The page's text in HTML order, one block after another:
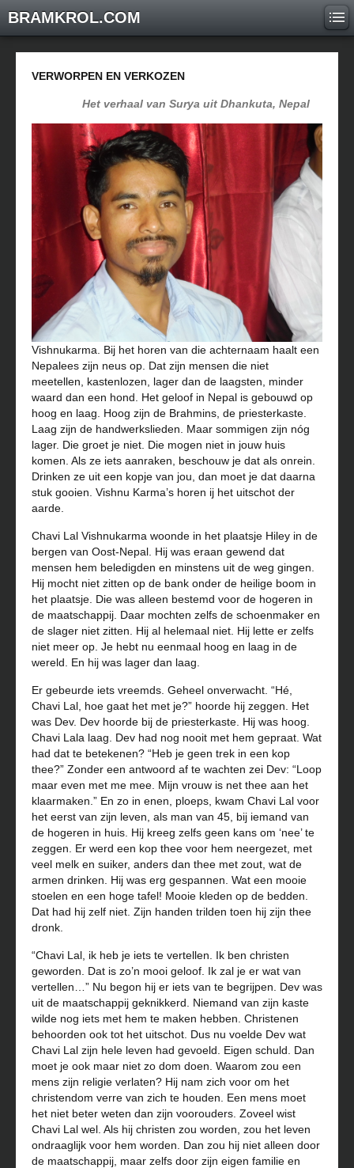
BRAMKROL.COM
VERWORPEN EN VERKOZEN
Het verhaal van Surya uit Dhankuta, Nepal
Vishnukarma. Bij het horen van die achternaam haalt een
Nepalees zijn neus op. Dat zijn mensen die niet
meetellen, kastenlozen, lager dan de laagsten, minder
waard dan een hond. Het geloof in Nepal is gebouwd op
hoog en laag. Hoog zijn de Brahmins, de priesterkaste.
Laag zijn de handwerkslieden. Maar sommigen zijn nóg
lager. Die groet je niet. Die mogen niet in jouw huis
komen. Als ze iets aanraken, beschouw je dat als onrein.
Drinken ze uit een kopje van jou, dan moet je dat daarna
stuk gooien. Vishnu Karma’s horen ij het uitschot der
aarde.
Chavi Lal Vishnukarma woonde in het plaatsje Hiley in de
bergen van Oost-Nepal. Hij was eraan gewend dat
mensen hem beledigden en minstens uit de weg gingen.
Hij mocht niet zitten op de bank onder de heilige boom in
het plaatsje. Die was alleen bestemd voor de hogeren in
de maatschappij. Daar mochten zelfs de schoenmaker en
de slager niet zitten. Hij al helemaal niet. Hij lette er zelfs
niet meer op. Je hebt nu eenmaal hoog en laag in de
wereld. En hij was lager dan laag.
Er gebeurde iets vreemds. Geheel onverwacht. “Hé,
Chavi Lal, hoe gaat het met je?” hoorde hij zeggen. Het
was Dev. Dev hoorde bij de priesterkaste. Hij was hoog.
Chavi Lala laag. Dev had nog nooit met hem gepraat. Wat
had dat te betekenen? “Heb je geen trek in een kop
thee?” Zonder een antwoord af te wachten zei Dev: “Loop
maar even met me mee. Mijn vrouw is net thee aan het
klaarmaken.” En zo in enen, ploeps, kwam Chavi Lal voor
het eerst van zijn leven, als man van 45, bij iemand van
de hogeren in huis. Hij kreeg zelfs geen kans om ‘nee’ te
zeggen. Er werd een kop thee voor hem neergezet, met
veel melk en suiker, anders dan thee met zout, wat de
armen drinken. Hij was erg gespannen. Wat een mooie
stoelen en een hoge tafel! Mooie kleden op de bedden.
Dat had hij zelf niet. Zijn handen trilden toen hij zijn thee
dronk.
“Chavi Lal, ik heb je iets te vertellen. Ik ben christen
geworden. Dat is zo’n mooi geloof. Ik zal je er wat van
vertellen…” Nu begon hij er iets van te begrijpen. Dev was
uit de maatschappij geknikkerd. Niemand van zijn kaste
wilde nog iets met hem te maken hebben. Christenen
behoorden ook tot het uitschot. Dus nu voelde Dev wat
Chavi Lal zijn hele leven had gevoeld. Eigen schuld. Dan
moet je ook maar niet zo dom doen. Waarom zou een
mens zijn religie verlaten? Hij nam zich voor om het
christendom verre van zich te houden. Een mens moet
het niet beter weten dan zijn voorouders. Zoveel wist
Chavi Lal wel. Als hij christen zou worden, zou het leven
ondraaglijk voor hem worden. Dan zou hij niet alleen door
de maatschappij, maar zelfs door zijn eigen familie en